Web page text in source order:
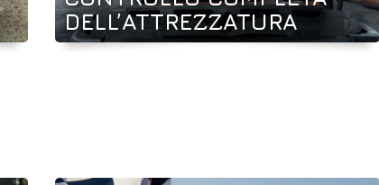
DELL’ATTREZZATURA